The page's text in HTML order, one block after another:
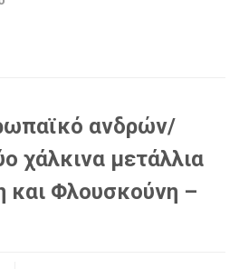
ανδρών/
χάλκινα μετάλλια
και Φλουσκούνη –